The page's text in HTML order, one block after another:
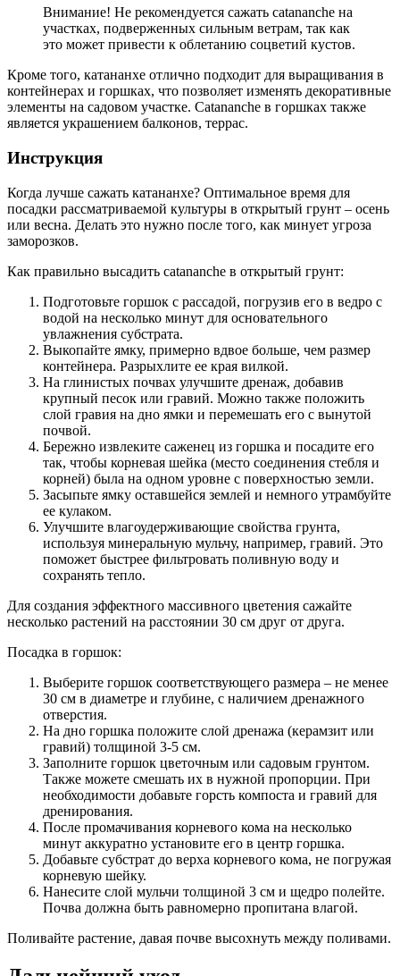
Внимание! Не рекомендуется сажать catananche на
участках, подверженных сильным ветрам, так как
это может привести к облетанию соцветий кустов.
Кроме того, катананхе отлично подходит для выращивания в
контейнерах и горшках, что позволяет изменять декоративные
элементы на садовом участке. Catananche в горшках также
является украшением балконов, террас.
Инструкция
Когда лучше сажать катананхе? Оптимальное время для
посадки рассматриваемой культуры в открытый грунт – осень
или весна. Делать это нужно после того, как минует угроза
заморозков.
Как правильно высадить catananche в открытый грунт:
Подготовьте горшок с рассадой, погрузив его в ведро с
водой на несколько минут для основательного
увлажнения субстрата.
Выкопайте ямку, примерно вдвое больше, чем размер
контейнера. Разрыхлите ее края вилкой.
На глинистых почвах улучшите дренаж, добавив
крупный песок или гравий. Можно также положить
слой гравия на дно ямки и перемешать его с вынутой
почвой.
Бережно извлеките саженец из горшка и посадите его
так, чтобы корневая шейка (место соединения стебля и
корней) была на одном уровне с поверхностью земли.
Засыпьте ямку оставшейся землей и немного утрамбуйте
ее кулаком.
Улучшите влагоудерживающие свойства грунта,
используя минеральную мульчу, например, гравий. Это
поможет быстрее фильтровать поливную воду и
сохранять тепло.
Для создания эффектного массивного цветения сажайте
несколько растений на расстоянии 30 см друг от друга.
Посадка в горшок:
Выберите горшок соответствующего размера – не менее
30 см в диаметре и глубине, с наличием дренажного
отверстия.
На дно горшка положите слой дренажа (керамзит или
гравий) толщиной 3-5 см.
Заполните горшок цветочным или садовым грунтом.
Также можете смешать их в нужной пропорции. При
необходимости добавьте горсть компоста и гравий для
дренирования.
После промачивания корневого кома на несколько
минут аккуратно установите его в центр горшка.
Добавьте субстрат до верха корневого кома, не погружая
корневую шейку.
Нанесите слой мульчи толщиной 3 см и щедро полейте.
Почва должна быть равномерно пропитана влагой.
Поливайте растение, давая почве высохнуть между поливами.